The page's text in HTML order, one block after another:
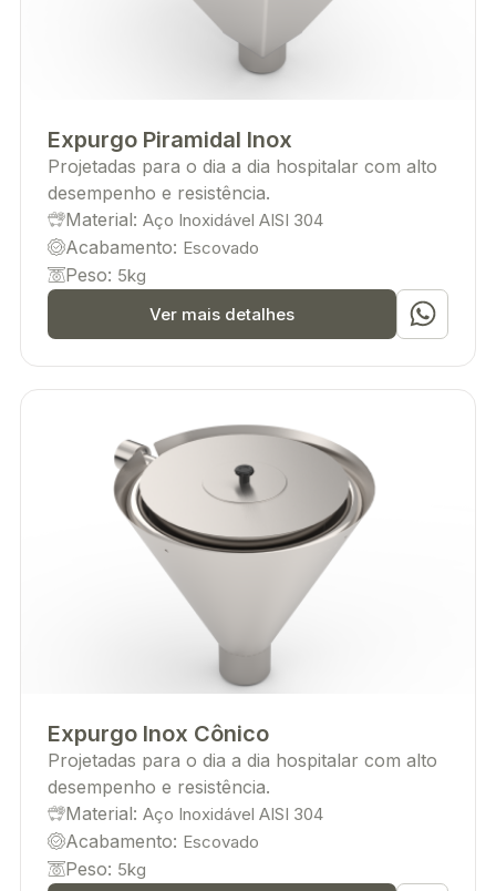
Expurgo Piramidal Inox
Projetadas para o dia a dia hospitalar com alto
desempenho e resistência.
Material: Aço Inoxidável AISI 304
Acabamento: Escovado
Peso: 5kg
Ver mais detalhes
Expurgo Inox Cônico
Projetadas para o dia a dia hospitalar com alto
desempenho e resistência.
Material: Aço Inoxidável AISI 304
Acabamento: Escovado
Peso: 5kg